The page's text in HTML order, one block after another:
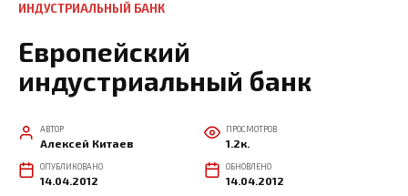
ИНДУСТРИАЛЬНЫЙ БАНК
Европейский
индустриальный банк
АВТОР
Алексей Китаев
ПРОСМОТРОВ
1.2к.
ОПУБЛИКОВАНО
14.04.2012
ОБНОВЛЕНО
14.04.2012